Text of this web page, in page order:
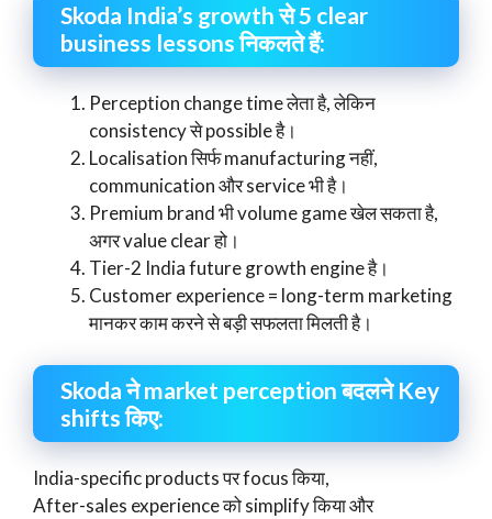
Skoda India’s growth से 5 clear
business lessons निकलते हैं:
Perception change time लेता है, लेकिन
consistency से possible है।
Localisation सिर्फ manufacturing नहीं,
communication और service भी है।
Premium brand भी volume game खेल सकता है,
अगर value clear हो।
Tier-2 India future growth engine है।
Customer experience = long-term marketing
मानकर काम करने से बड़ी सफलता मिलती है।
Skoda ने market perception बदलने Key
shifts किए:
India-specific products पर focus किया,
After-sales experience को simplify किया और